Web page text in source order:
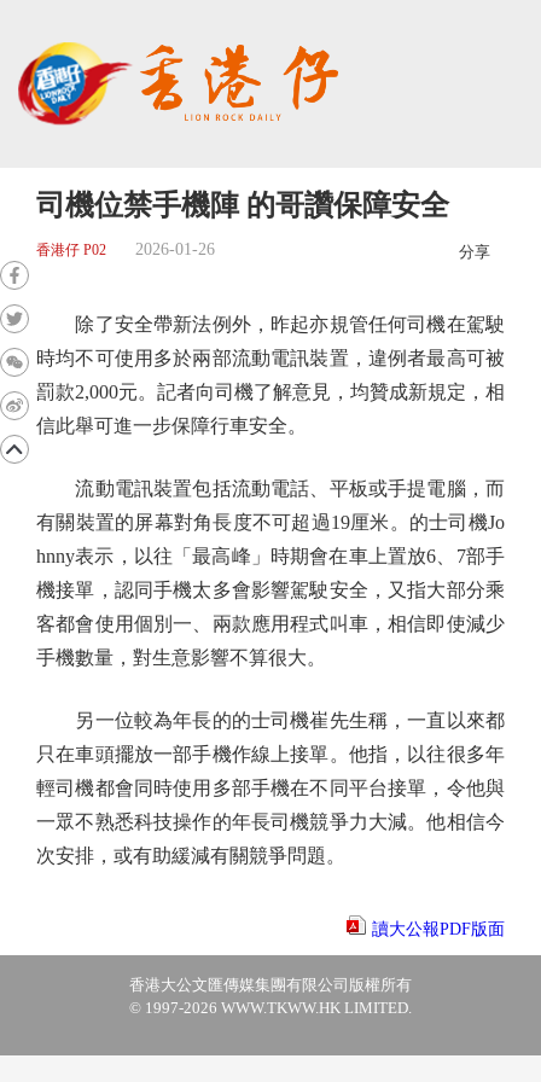
司機位禁手機陣 的哥讚保障安全
香港仔 P02 2026-01-26 分享
除了安全帶新法例外，昨起亦規管任何司機在駕駛
時均不可使用多於兩部流動電訊裝置，違例者最高可被
罰款2,000元。記者向司機了解意見，均贊成新規定，相
信此舉可進一步保障行車安全。
流動電訊裝置包括流動電話、平板或手提電腦，而
有關裝置的屏幕對角長度不可超過19厘米。的士司機Jo
hnny表示，以往「最高峰」時期會在車上置放6、7部手
機接單，認同手機太多會影響駕駛安全，又指大部分乘
客都會使用個別一、兩款應用程式叫車，相信即使減少
手機數量，對生意影響不算很大。
另一位較為年長的的士司機崔先生稱，一直以來都
只在車頭擺放一部手機作線上接單。他指，以往很多年
輕司機都會同時使用多部手機在不同平台接單，令他與
一眾不熟悉科技操作的年長司機競爭力大減。他相信今
次安排，或有助緩減有關競爭問題。
讀大公報PDF版面
香港大公文匯傳媒集團有限公司版權所有
© 1997-2026 WWW.TKWW.HK LIMITED.